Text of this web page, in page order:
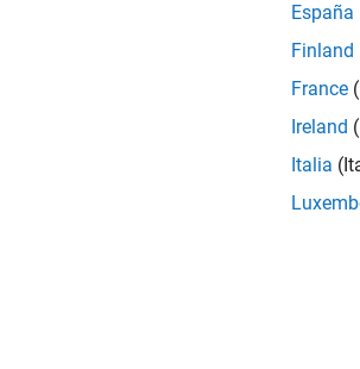
Senior
Senior
FR-
España
Finland
France
Ireland
Italia